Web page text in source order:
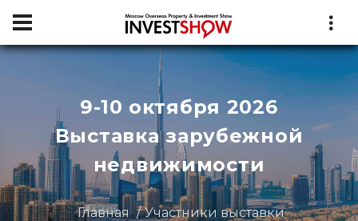
9-10 октября 2026
Выставка зарубежной
недвижимости
Главная
Участники выставки